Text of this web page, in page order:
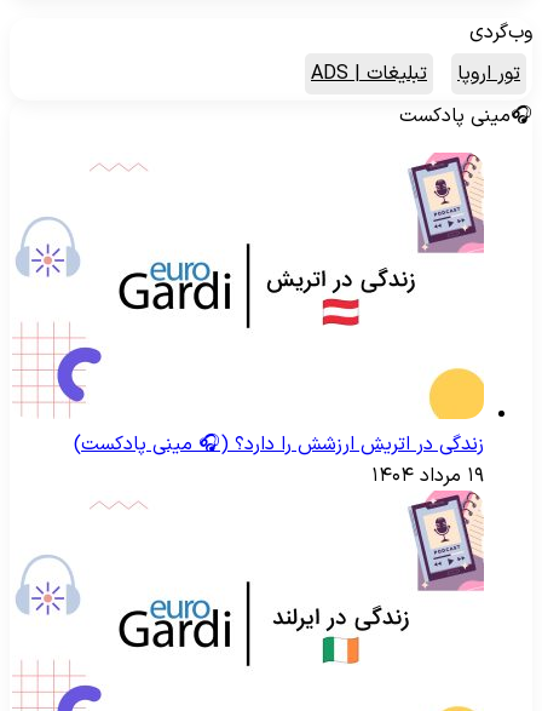
تور اروپا
تبلیغات | ADS
پادکست
زندگی در اتریش ارزشش را دارد؟ (🎧 مینی پادکست)
۱۹ مرداد ۱۴۰۴